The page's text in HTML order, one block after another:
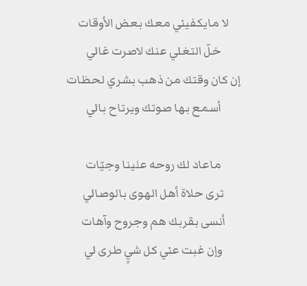
لا مايكفيني معك بعض الأوقات
خلّ التغلي عنك لاصرت غالي
إن كان وقتك من ذهب بشري لحظات
أسمع بها صوتك ويرتاح بالي
ماعاد لك روحه علينا وجيّات
ترى حلاة أهل الهوى بالوصالي
أنسى بقربك هم وجروح وآهات
وإن غبت عني كل شيٍ طرى لي